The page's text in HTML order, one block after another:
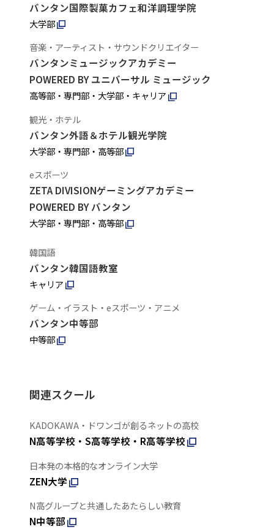
バンタン国際製菓カフェ和洋調理学院
大学部
音楽・アーティスト・サウンドクリエイター
バンタンミュージックアカデミー
POWERED BY ユニバーサル ミュージック
高等部・専門部・大学部・キャリア
観光・ホテル
バンタン外語＆ホテル観光学院
大学部・専門部・高等部
eスポーツ
ZETA DIVISIONゲーミングアカデミー
POWERED BY バンタン
大学部・専門部・高等部
韓国語
バンタン韓国語教室
キャリア
ゲーム・イラスト・eスポーツ・アニメ
バンタン中等部
中等部
関連スクール
KADOKAWA・ドワンゴが創るネットの高校
N高等学校・S高等学校・R高等学校
日本発の本格的なオンライン大学
ZEN大学
N高グループと共通したあたらしい教育
N中等部